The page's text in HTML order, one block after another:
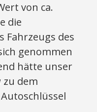
von ca.
die
Fahrzeugs des
genommen
hätte unser
zu dem